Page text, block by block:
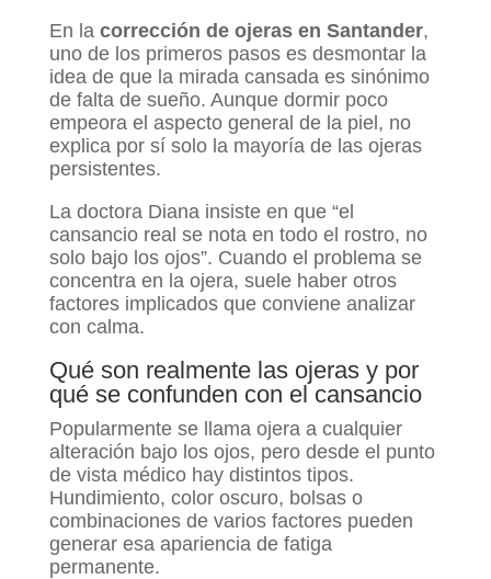
En la corrección de ojeras en Santander,
uno de los primeros pasos es desmontar la
idea de que la mirada cansada es sinónimo
de falta de sueño. Aunque dormir poco
empeora el aspecto general de la piel, no
explica por sí solo la mayoría de las ojeras
persistentes.
La doctora Diana insiste en que “el
cansancio real se nota en todo el rostro, no
solo bajo los ojos”. Cuando el problema se
concentra en la ojera, suele haber otros
factores implicados que conviene analizar
con calma.
Qué son realmente las ojeras y por
qué se confunden con el cansancio
Popularmente se llama ojera a cualquier
alteración bajo los ojos, pero desde el punto
de vista médico hay distintos tipos.
Hundimiento, color oscuro, bolsas o
combinaciones de varios factores pueden
generar esa apariencia de fatiga
permanente.